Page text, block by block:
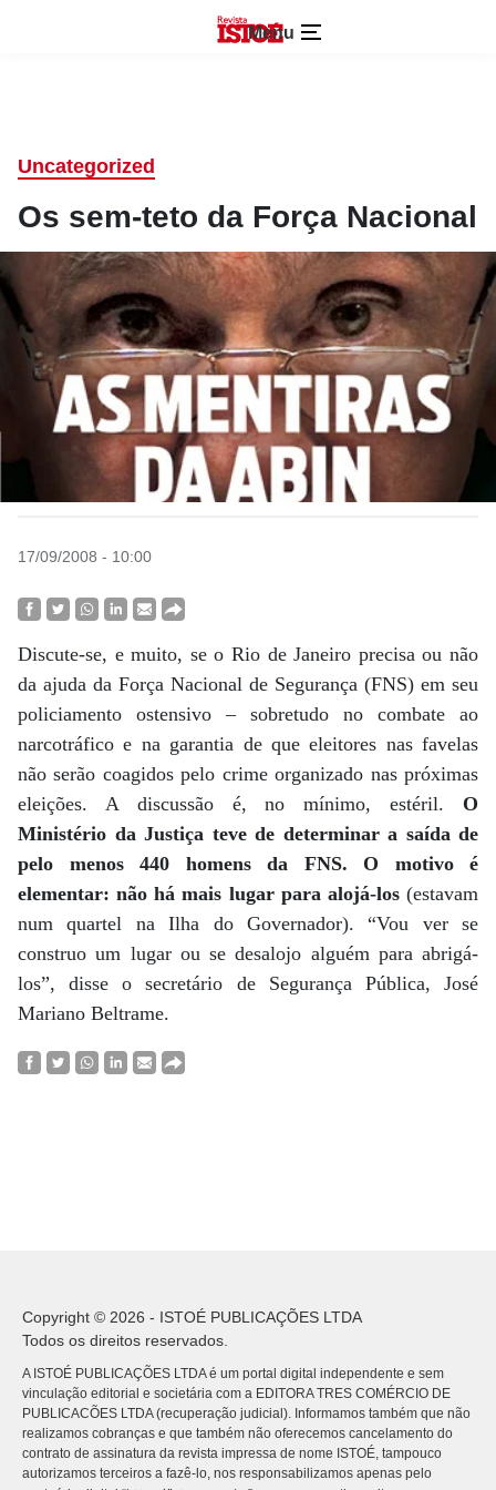
Menu
Uncategorized
Os sem-teto da Força Nacional
17/09/2008 - 10:00
Discute-se, e muito, se o Rio de Janeiro precisa ou não
da ajuda da Força Nacional de Segurança (FNS) em seu
policiamento ostensivo – sobretudo no combate ao
narcotráfico e na garantia de que eleitores nas favelas
não serão coagidos pelo crime organizado nas próximas
eleições. A discussão é, no mínimo, estéril. O
Ministério da Justiça teve de determinar a saída de
pelo menos 440 homens da FNS. O motivo é
elementar: não há mais lugar para alojá-los (estavam
num quartel na Ilha do Governador). “Vou ver se
construo um lugar ou se desalojo alguém para abrigá-
los”, disse o secretário de Segurança Pública, José
Mariano Beltrame.
Copyright © 2026 - ISTOÉ PUBLICAÇÕES LTDA
Todos os direitos reservados.
A ISTOÉ PUBLICAÇÕES LTDA é um portal digital independente e sem
vinculação editorial e societária com a EDITORA TRES COMÉRCIO DE
PUBLICACÕES LTDA (recuperação judicial). Informamos também que não
realizamos cobranças e que também não oferecemos cancelamento do
contrato de assinatura da revista impressa de nome ISTOÉ, tampouco
autorizamos terceiros a fazê-lo, nos responsabilizamos apenas pelo